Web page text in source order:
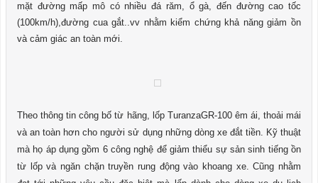
mặt đường mấp mô có nhiều đá răm, ổ gà, đến đường cao tốc
(100km/h),đường cua gắt..vv nhằm kiểm chứng khả năng giảm ồn
và cảm giác an toàn mới.
Theo thông tin công bố từ hãng, lốp TuranzaGR-100 êm ái, thoải mái
và an toàn hơn cho người sử dụng những dòng xe đắt tiền. Kỹ thuật
mà họ áp dụng gồm 6 công nghệ để giảm thiểu sự sản sinh tiếng ồn
từ lốp và ngăn chặn truyền rung động vào khoang xe. Cũng nhằm